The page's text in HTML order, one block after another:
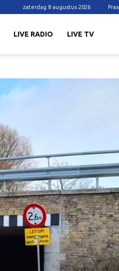
zaterdag 8 augustus 2026
LIVE RADIO LIVE TV